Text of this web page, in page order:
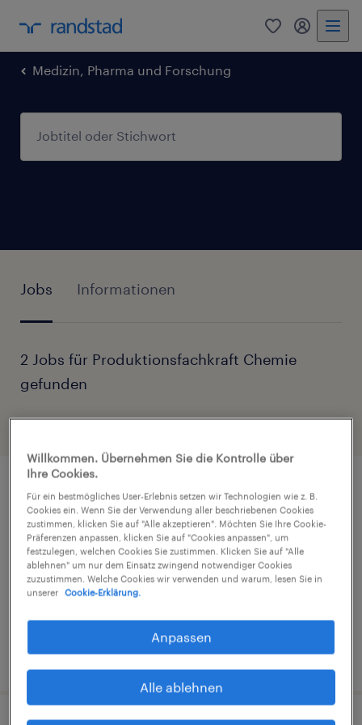
0 Mein
Medizin, Pharma und Forschung
Jobs Informationen
2 Jobs für Produktionsfachkraft Chemie
gefunden
Produktionsfachkraft Chemie (m/w/d)
Emmerting, Bayern
Arbeitnehmerüberlassung
€18,15 - €26,50 pro Stunde
9. August 2026
Willkommen. Übernehmen Sie die Kontrolle über
Ihre Cookies.
Für ein bestmögliches User-Erlebnis setzen wir Technologien wie z. B.
Cookies ein. Wenn Sie der Verwendung aller beschriebenen Cookies
zustimmen, klicken Sie auf "Alle akzeptieren". Möchten Sie Ihre Cookie-
Präferenzen anpassen, klicken Sie auf "Cookies anpassen", um
festzulegen, welchen Cookies Sie zustimmen. Klicken Sie auf "Alle
ablehnen" um nur dem Einsatz zwingend notwendiger Cookies
zuzustimmen. Welche Cookies wir verwenden und warum, lesen Sie in
unserer
Cookie-Erklärung.
Anpassen
Alle ablehnen